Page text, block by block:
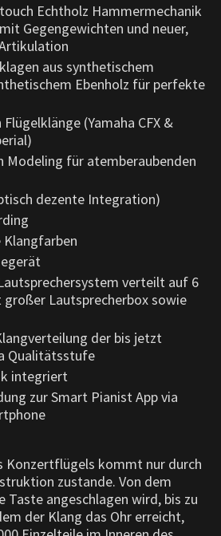
Echtholz Hammermechanik
Gegengewichten und neuer,
aus synthetischem
Ebenholz für perfekte
(Yamaha CFX &
Modeling für atemberaubenden
dezente Integration)
Klangfarben
verteilt auf 6
Lautsprecherbox sowie
der bis jetzt
Qualitätsstufe
integriert
zur Smart Pianist App via
Konzertflügels kommt nur durch
zustande. Von dem
Taste angeschlagen wird, bis zu
der Klang das Ohr erreicht,